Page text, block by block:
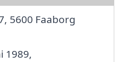
5600 Faaborg
1989,